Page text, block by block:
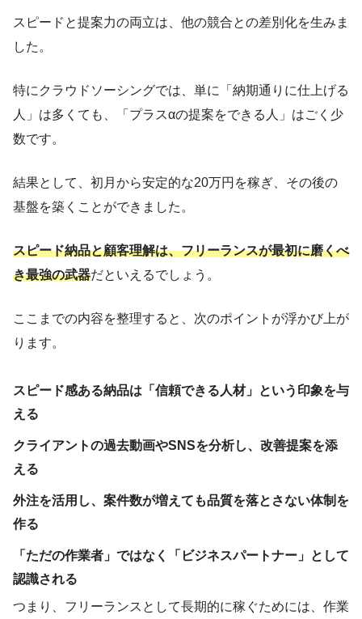
スピードと提案力の両立は、他の競合との差別化を生みま
した。
特にクラウドソーシングでは、単に「納期通りに仕上げる
人」は多くても、「プラスαの提案をできる人」はごく少
数です。
結果として、初月から安定的な20万円を稼ぎ、その後の
基盤を築くことができました。
スピード納品と顧客理解は、フリーランスが最初に磨くべ
き最強の武器だといえるでしょう。
ここまでの内容を整理すると、次のポイントが浮かび上が
ります。
スピード感ある納品は「信頼できる人材」という印象を与
える
クライアントの過去動画やSNSを分析し、改善提案を添
える
外注を活用し、案件数が増えても品質を落とさない体制を
作る
「ただの作業者」ではなく「ビジネスパートナー」として
認識される
つまり、フリーランスとして長期的に稼ぐためには、作業